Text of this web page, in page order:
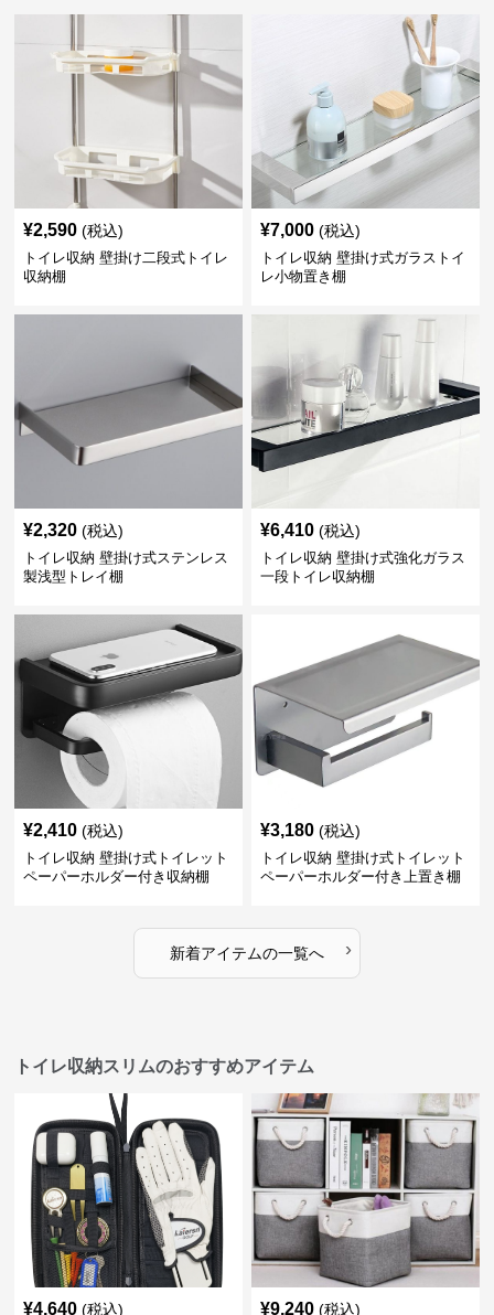
¥2,590 (税込)
トイレ収納 壁掛け二段式トイレ
収納棚
¥7,000 (税込)
トイレ収納 壁掛け式ガラストイ
レ小物置き棚
¥2,320 (税込)
トイレ収納 壁掛け式ステンレス
製浅型トレイ棚
¥6,410 (税込)
トイレ収納 壁掛け式強化ガラス
一段トイレ収納棚
¥2,410 (税込)
トイレ収納 壁掛け式トイレット
ペーパーホルダー付き収納棚
¥3,180 (税込)
トイレ収納 壁掛け式トイレット
ペーパーホルダー付き上置き棚
新着アイテムの一覧へ ›
トイレ収納スリムのおすすめアイテム
¥4,640 (税込) ¥9,240 (税込)